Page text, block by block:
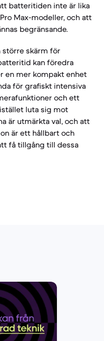
batteritiden inte är lika
Max-modeller, och att
begränsande.
större skärm för
kan föredra
en mer kompakt enhet
för grafiskt intensiva
och ett
luta sig mot
är utmärkta val, och att
är ett hållbart och
få tillgång till dessa